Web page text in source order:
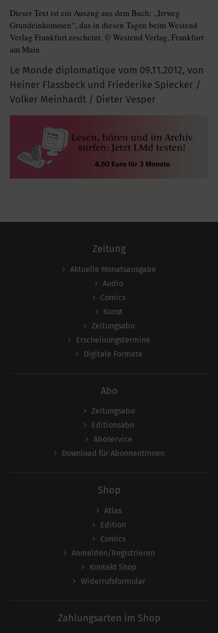
Dieser Text ist ein Auszug aus dem Buch: „Irrweg
Grundeinkommen“, das in diesen Tagen beim Westend
Verlag Frankfurt erscheint. © Westend Verlag, Frankfurt
am Main
Le Monde diplomatique vom 09.11.2012, von
Heiner Flassbeck und Friederike Spiecker /
Volker Meinhardt / Dieter Vesper
Zeitung
Aktuelle Monatsausgabe
Audio
Comics
Kunst
Zeitungsabo
Erscheinungstermine
Digitale Formate
Abo
Zeitungsabo
Editionsabo
Aboservice
Download für AbonnentInnen
Shop
Atlas
Edition
Comics
Anmelden/Registrieren
Kontakt Shop
Widerrufsformular
Zahlungsarten im Shop